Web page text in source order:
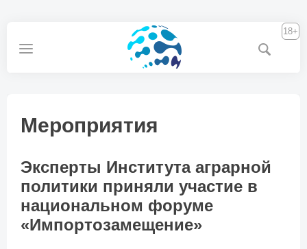
18+
Мероприятия
Эксперты Института аграрной
политики приняли участие в
национальном форуме
«Импортозамещение»